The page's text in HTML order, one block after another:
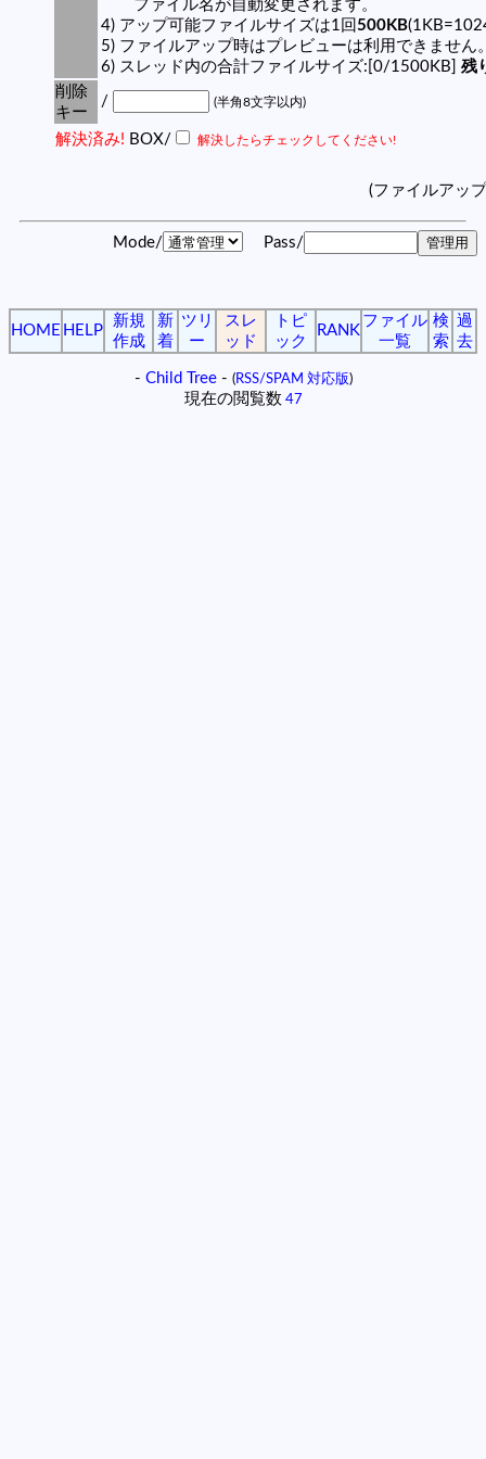
ファイル名が自動変更されます。
4) アップ可能ファイルサイズは1回500KB
5) ファイルアップ時はプレビューは利用できません
6) スレッド内の合計ファイルサイズ:[0/1500KB] 残
削除
キー
/ (半角8文字以内)
解決済み! BOX/ 解決したらチェックしてください!
(ファイルアッ
Mode/ Pass/
HOME HELP
新規
作成
新
着
ツリ
ー
スレ
ッド
トピ
ック
RANK
ファイル
一覧
検
索
過
去
- Child Tree- (RSS/SPAM 対応版)
現在の閲覧数 47